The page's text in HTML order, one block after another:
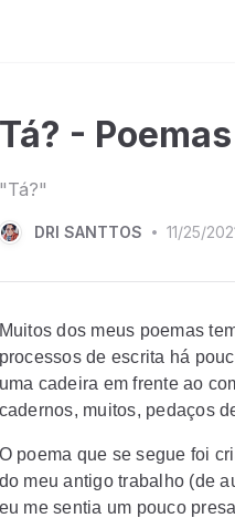
Tá? -
"Tá?"
DRI SANTTOS • 11/25/
Muitos dos meus poemas
processos de escrita há
uma cadeira em frente ao
cadernos, muitos, pedaços
O poema que se segue foi
do meu antigo trabalho (de
eu me sentia um pouco